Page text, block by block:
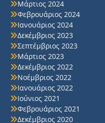
Μάρτιος 2024
Φεβρουάριος 2024
Ιανουάριος 2024
Δεκέμβριος 2023
Σεπτέμβριος 2023
Μάρτιος 2023
Δεκέμβριος 2022
Νοέμβριος 2022
Ιανουάριος 2022
Ιούνιος 2021
Φεβρουάριος 2021
Δεκέμβριος 2020